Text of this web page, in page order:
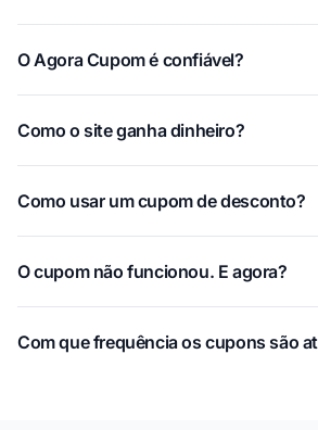
O Agora Cupom é confiável?
Como o site ganha dinheiro?
Como usar um cupom de desconto?
O cupom não funcionou. E agora?
Com que frequência os cupons são